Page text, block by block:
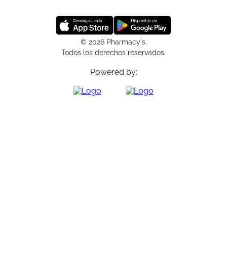
© 2026 Pharmacy's.
Todos los derechos reservados.
Powered by: